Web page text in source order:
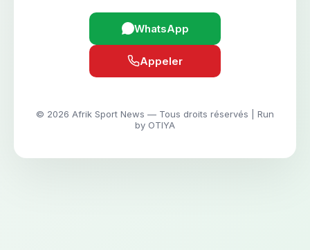
WhatsApp
Appeler
© 2026 Afrik Sport News — Tous droits réservés | Run
by OTIYA